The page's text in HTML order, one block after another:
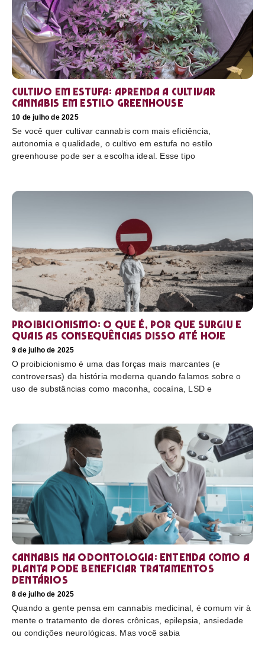
Cultivo em estufa: aprenda a cultivar
cannabis em estilo greenhouse
10 de julho de 2025
Se você quer cultivar cannabis com mais eficiência,
autonomia e qualidade, o cultivo em estufa no estilo
greenhouse pode ser a escolha ideal. Esse tipo
Proibicionismo: o que é, por que surgiu e
quais as consequências disso até hoje
9 de julho de 2025
O proibicionismo é uma das forças mais marcantes (e
controversas) da história moderna quando falamos sobre o
uso de substâncias como maconha, cocaína, LSD e
Cannabis na odontologia: entenda como a
planta pode beneficiar tratamentos
dentários
8 de julho de 2025
Quando a gente pensa em cannabis medicinal, é comum vir à
mente o tratamento de dores crônicas, epilepsia, ansiedade
ou condições neurológicas. Mas você sabia